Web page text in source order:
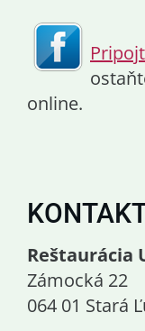
online.
Reštaurácia
Zámocká 22
064 01 Stará